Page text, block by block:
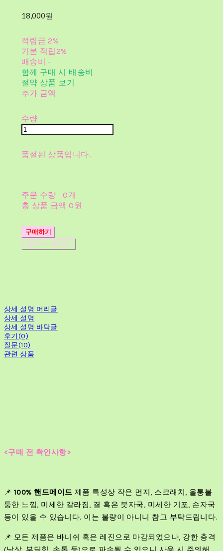
18,000원
적립금 2%
기본 적립2%
배송비 -
함께 구매 시 배송비
절약 상품 보기
추가 금액
수량
품절된 상품입니다.
주문 수량
0개
총 상품 금액 0원
구매하기
장바구니에 담기
상세 설명 머리글
상세 설명
상세 설명 바닥글
후기(0)
질문(10)
관련 상품
<구매 전 확인사항>
📌 100% 핸드메이드 제품 특성상 작은 먼지, 스크래치, 울퉁불
퉁한 느낌, 미세한 갈라짐, 결 혹은 붓자국, 미세한 기포, 손자국
등이 있을 수 있습니다. 이는 불량이 아니니 참고 부탁드립니다.
📌 모든 제품은 바니쉬 혹은 레진으로 마감되었으나, 강한 충격